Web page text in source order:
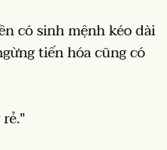
có sinh mệnh kéo dài
tiến hóa cũng có